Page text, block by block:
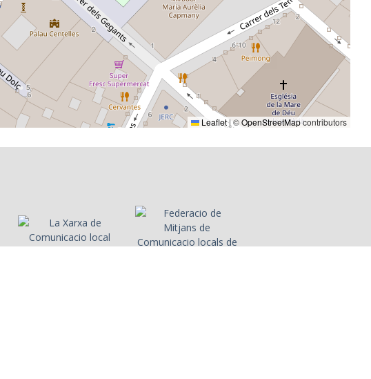
Leaflet | ©OpenStreetMapcontributors
España
Informació de la
primera edició del
festival musical Midem
de Cannes i dels
cantants i intèrprets
que hi van actuar